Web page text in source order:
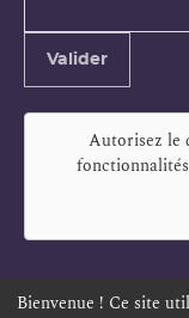
Valider
Autorisez le
Bienvenue ! Ce site